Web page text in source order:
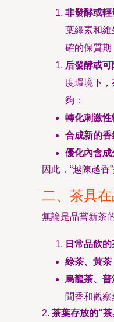
非發酵或輕
葉綠素和
確的保質期
后發酵或可
度環境下
夠：
轉化刺激性
合成新的香
優化內含成
因此，“越陳越
二、茶具
無論是品嘗新茶
日常品飲
綠茶、黃茶
烏龍茶、普
聞香和觀察
2. 茶葉存放的“